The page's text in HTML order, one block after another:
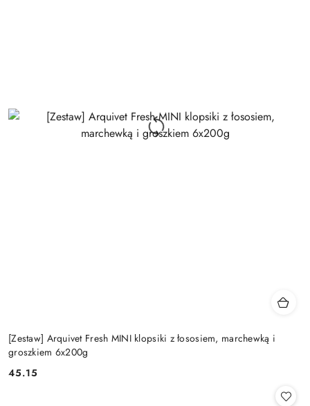
[Zestaw] Arquivet Fresh MINI klopsiki z łososiem, marchewką i
groszkiem 6x200g
Cena:
45.15